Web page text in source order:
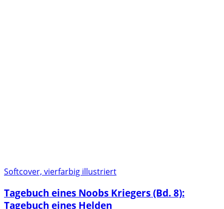
Softcover, vierfarbig illustriert
Tagebuch eines Noobs Kriegers (Bd. 8):
Tagebuch eines Helden